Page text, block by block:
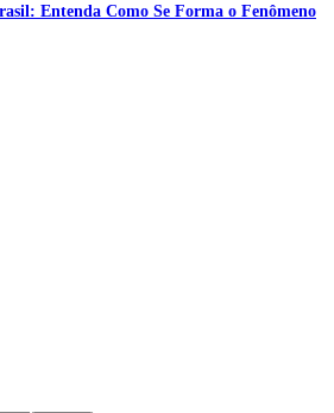
Entenda Como Se Forma o Fenômeno